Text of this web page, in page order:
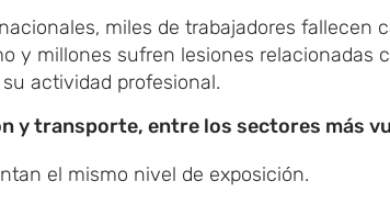
miles de trabajadores fallecen
y millones sufren lesiones relacionadas
actividad profesional.
y transporte, entre los sectores más
el mismo nivel de exposición.